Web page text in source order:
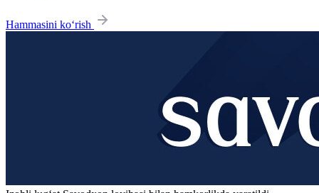
Hammasini ko‘rish